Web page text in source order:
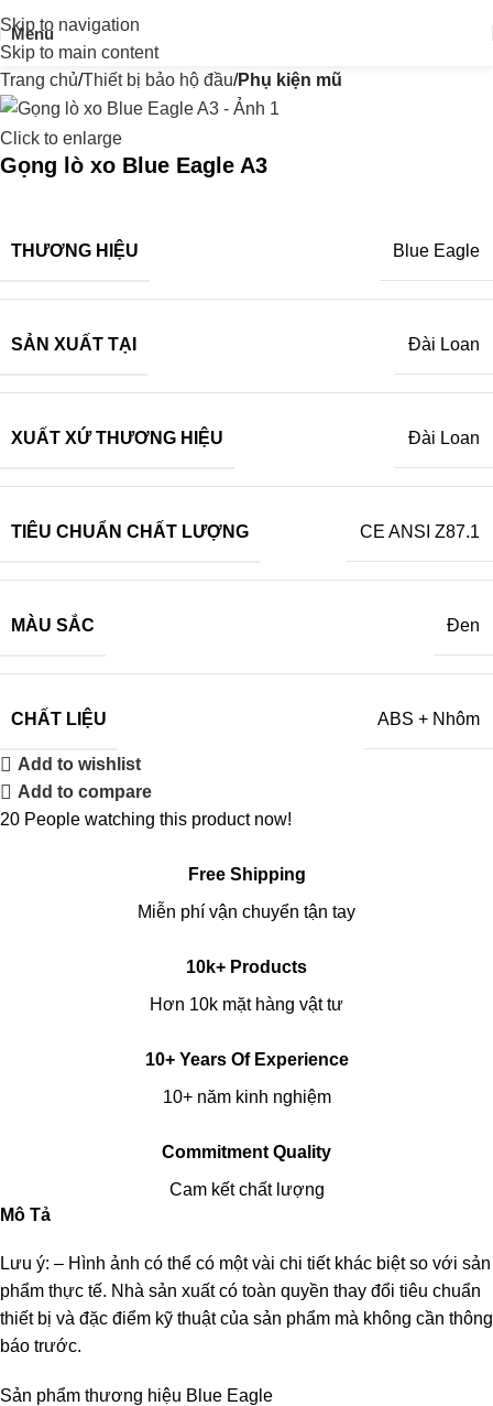
Skip to navigation
Skip to main content
Menu
Trang chủ Thiết bị bảo hộ đầu Phụ kiện mũ
Click to enlarge
Gọng lò xo Blue Eagle A3
THƯƠNG HIỆU Blue Eagle
SẢN XUẤT TẠI Đài Loan
XUẤT XỨ THƯƠNG HIỆU Đài Loan
TIÊU CHUẨN CHẤT LƯỢNG CE ANSI Z87.1
MÀU SẮC Đen
CHẤT LIỆU ABS + Nhôm
Add to wishlist
Add to compare
20 People watching this product now!
Free Shipping
Miễn phí vận chuyển tận tay
10k+ Products
Hơn 10k mặt hàng vật tư
10+ Years Of Experience
10+ năm kinh nghiệm
Commitment Quality
Cam kết chất lượng
Mô Tả
Lưu ý: – Hình ảnh có thể có một vài chi tiết khác biệt so với sản
phẩm thực tế. Nhà sản xuất có toàn quyền thay đổi tiêu chuẩn
thiết bị và đặc điểm kỹ thuật của sản phẩm mà không cần thông
báo trước.
Sản phẩm thương hiệu Blue Eagle